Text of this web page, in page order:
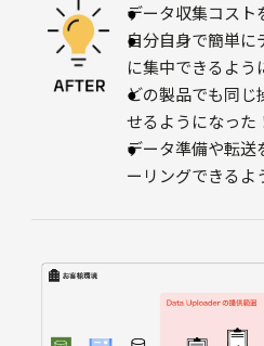
データ収集コスト
自分自身で簡単に
に集中できるよう
どの製品でも同じ
せるようになった
データ準備や転送
ーリングできるよ